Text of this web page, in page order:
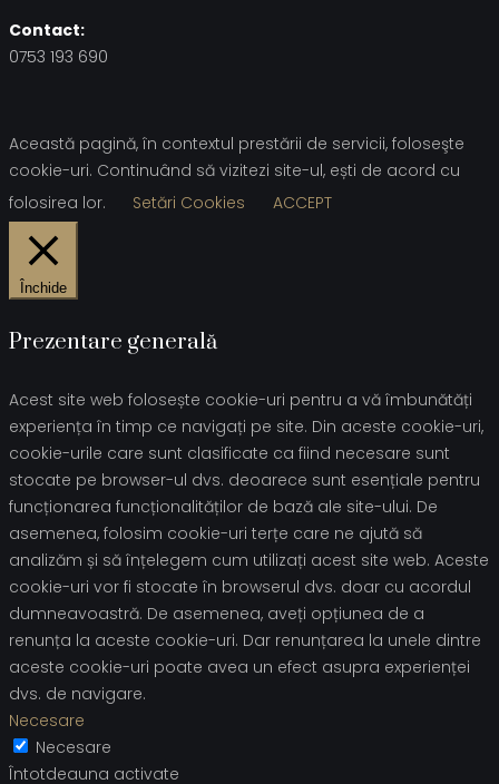
Contact:
0753 193 690
Această pagină, în contextul prestării de servicii, foloseşte
cookie-uri. Continuând să vizitezi site-ul, ești de acord cu
folosirea lor.
Setări Cookies ACCEPT
Închide
Prezentare generală
Acest site web folosește cookie-uri pentru a vă îmbunătăți
experiența în timp ce navigați pe site. Din aceste cookie-uri,
cookie-urile care sunt clasificate ca fiind necesare sunt
stocate pe browser-ul dvs. deoarece sunt esențiale pentru
funcționarea funcționalităților de bază ale site-ului. De
asemenea, folosim cookie-uri terțe care ne ajută să
analizăm și să înțelegem cum utilizați acest site web. Aceste
cookie-uri vor fi stocate în browserul dvs. doar cu acordul
dumneavoastră. De asemenea, aveți opțiunea de a
renunța la aceste cookie-uri. Dar renunțarea la unele dintre
aceste cookie-uri poate avea un efect asupra experienței
dvs. de navigare.
Necesare
Necesare
Întotdeauna activate